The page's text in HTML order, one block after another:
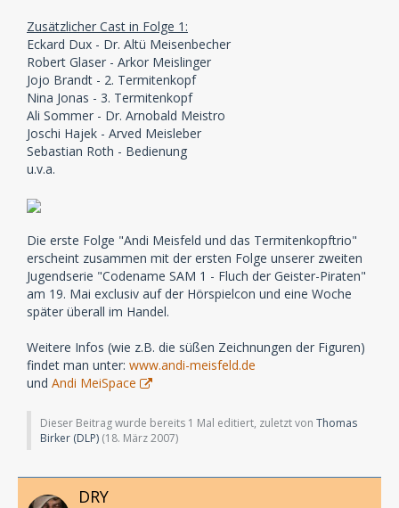
Zusätzlicher Cast in Folge 1:
Eckard Dux - Dr. Altü Meisenbecher
Robert Glaser - Arkor Meislinger
Jojo Brandt - 2. Termitenkopf
Nina Jonas - 3. Termitenkopf
Ali Sommer - Dr. Arnobald Meistro
Joschi Hajek - Arved Meisleber
Sebastian Roth - Bedienung
u.v.a.
Die erste Folge "Andi Meisfeld und das Termitenkopftrio"
erscheint zusammen mit der ersten Folge unserer zweiten
Jugendserie "Codename SAM 1 - Fluch der Geister-Piraten"
am 19. Mai exclusiv auf der Hörspielcon und eine Woche
später überall im Handel.
Weitere Infos (wie z.B. die süßen Zeichnungen der Figuren)
findet man unter: www.andi-meisfeld.de
und Andi MeiSpace
Dieser Beitrag wurde bereits 1 Mal editiert, zuletzt von Thomas
Birker (DLP) (18. März 2007)
DRY